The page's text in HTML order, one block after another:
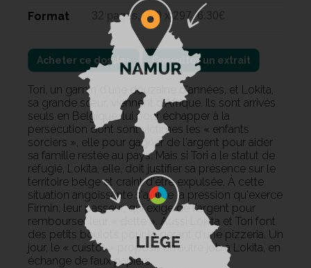
Format 32 pages, 210 x 297, 6.30€
Acheter ce dossier Consulter un extrait
Tori, un gamin d'une douzaine d'années, et Lokita,
sa grande sœur, viennent d'Afrique. Ils sont arrivés
seuls en Belgique, lui pour échapper à la
persécution dont sont victimes les « enfants
sorciers », elle pour gagner de l'argent pour aider
sa famille restée au pays.Mais si Tori a le statut de
réfugié, Lokita, elle, doit justifier sa présence sur le
territoire belge et craint d'être expulsée. À cette
situation angoissante s'ajoute la pression qu'exerce
Firmin, leur passeur, qui exige de l'argent pour
rembourser leur « dette ». Aussi Lokita et Tori font
des petits boulots pour le gérant d'une pizzeria. Un
jour, le « cuistot » propose un autre job à Lokita, en
échange de faux papiers.